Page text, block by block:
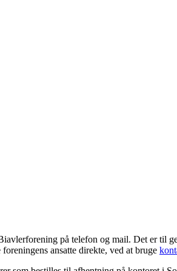
på telefon og mail. Det er til
ansatte direkte, ved at bruge